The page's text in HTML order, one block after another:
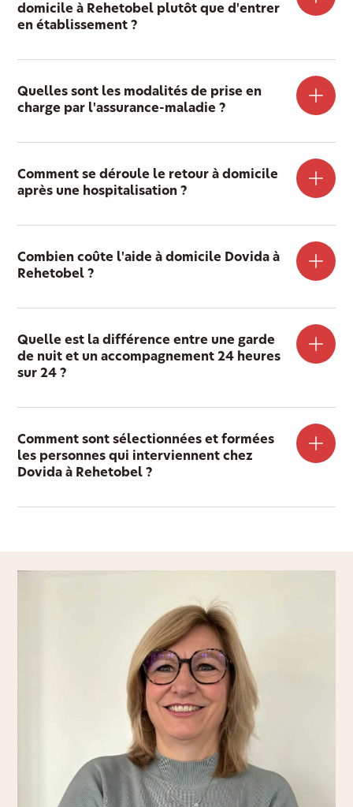
domicile à Rehetobel plutôt que d'entrer
en établissement ?
Quelles sont les modalités de prise en
charge par l'assurance-maladie ?
Comment se déroule le retour à domicile
après une hospitalisation ?
Combien coûte l'aide à domicile Dovida à
Rehetobel ?
Quelle est la différence entre une garde
de nuit et un accompagnement 24 heures
sur 24 ?
Comment sont sélectionnées et formées
les personnes qui interviennent chez
Dovida à Rehetobel ?